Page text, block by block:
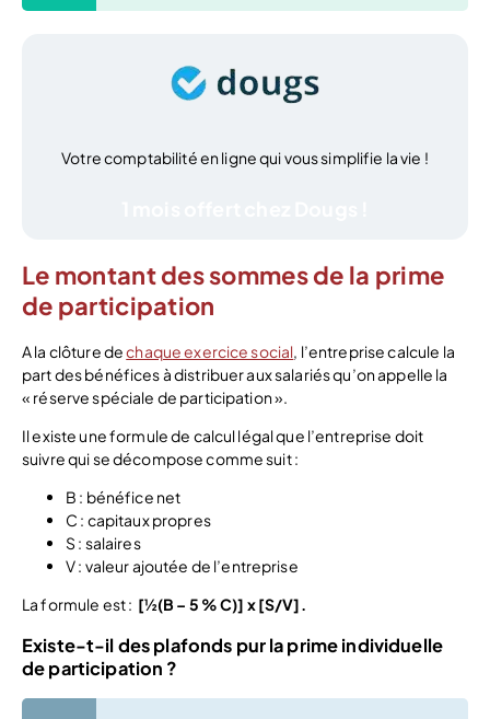
Votre comptabilité en ligne qui vous simplifie la vie !
Le montant des sommes de la prime
de participation
A la clôture dechaque exercice social, l’entreprise calcule la
part des bénéfices à distribuer aux salariés qu’on appelle la
« réserve spéciale de participation ».
Il existe une formule de calcul légal que l’entreprise doit
suivre qui se décompose comme suit :
B : bénéfice net
C : capitaux propres
S : salaires
V : valeur ajoutée de l’entreprise
La formule est : [½(B – 5 % C)] x [S/V].
Existe-t-il des plafonds pur la prime individuelle
de participation ?